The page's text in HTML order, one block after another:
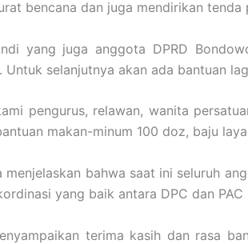
bencana dan juga mendirikan
yang juga anggota DPRD
Untuk selanjutnya akan ada bantuan
pengurus, relawan, wanita
makan-minum 100 doz, baju
menjelaskan bahwa saat ini seluruh
yang baik antara DPC dan
terima kasih dan rasa